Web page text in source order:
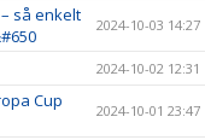
så enkelt
2024-10-03 14:27
2024-10-02 12:31
Cup
2024-10-01 23:47